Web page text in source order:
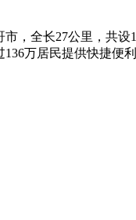
全长27公里，共设
万居民提供快捷便